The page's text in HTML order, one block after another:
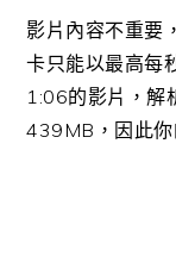
影片內容不重要
卡只能以最高每
1:06的影片，
439MB，因此